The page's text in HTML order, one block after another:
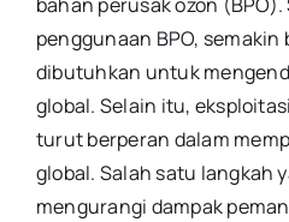
penggunaan BPO,
dibutuhkan untuk
global. Selain itu,
turut berperan dalam
global. Salah satu langkah
mengurangi dampak